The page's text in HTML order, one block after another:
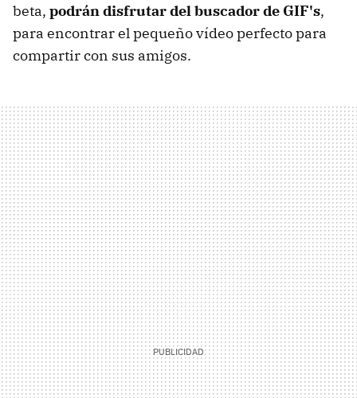
beta, podrán disfrutar del buscador de GIF's,
para encontrar el pequeño vídeo perfecto para
compartir con sus amigos.